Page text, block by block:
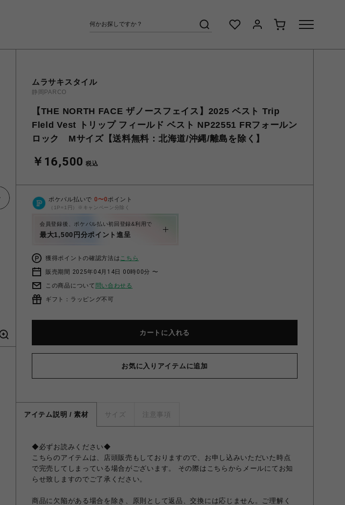
ベスト NP22551 FRフォールンロック Mサイズ【送料無料：北海道/沖縄/離島を除く】 FR
ムラサキスタイル
静岡PARCO
【THE NORTH FACE ザノースフェイス】2025 ベスト Trip
Fleld Vest トリップ フィールド ベスト NP22551 FRフォールン
ロック Mサイズ【送料無料：北海道/沖縄/離島を除く】
￥16,500 税込
ポケパル払いで 0〜0ポイント
（1P=1円）※キャンペーン分除く
会員登録後、ポケパル払い初回登録&利用で
最大1,500円分ポイント進呈
獲得ポイントの確認方法はこちら
販売期間 2025年04月14日 00時00分 〜
この商品について 問い合わせる
ギフト：ラッピング不可
カートに入れる
お気に入りアイテムに追加
アイテム説明 / 素材 サイズ 注意事項
◆必ずお読みください◆
こちらのアイテムは、店頭販売もしておりますので、お申し込みいただいた時点
で完売してしまっている場合がございます。 その際はこちらからメールにてお知
らせ致しますのでご了承ください。
商品に欠陥がある場合を除き、原則として返品、交換には応じません。ご理解く